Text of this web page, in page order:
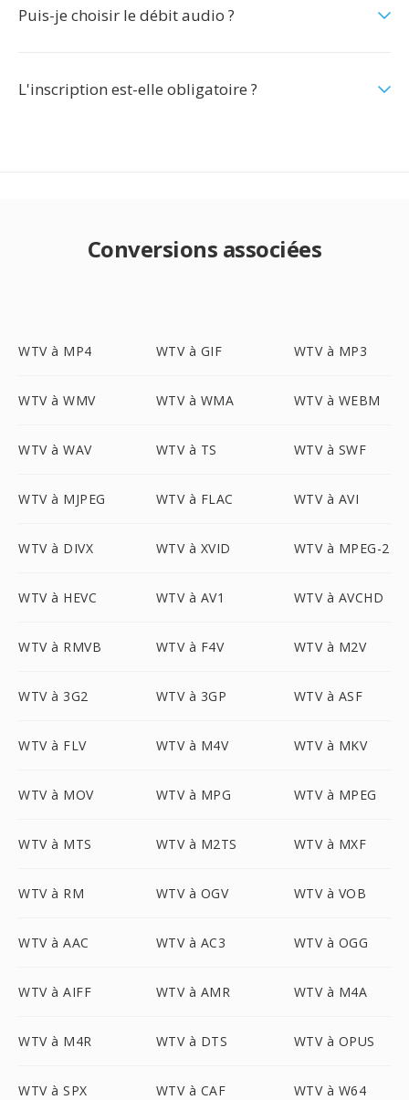
Puis-je choisir le débit audio ?
L'inscription est-elle obligatoire ?
Conversions associées
WTV à MP4 WTV à GIF WTV à MP3
WTV à WMV WTV à WMA WTV à WEBM
WTV à WAV WTV à TS WTV à SWF
WTV à MJPEG WTV à FLAC WTV à AVI
WTV à DIVX WTV à XVID WTV à MPEG-2
WTV à HEVC WTV à AV1 WTV à AVCHD
WTV à RMVB WTV à F4V WTV à M2V
WTV à 3G2 WTV à 3GP WTV à ASF
WTV à FLV WTV à M4V WTV à MKV
WTV à MOV WTV à MPG WTV à MPEG
WTV à MTS WTV à M2TS WTV à MXF
WTV à RM WTV à OGV WTV à VOB
WTV à AAC WTV à AC3 WTV à OGG
WTV à AIFF WTV à AMR WTV à M4A
WTV à M4R WTV à DTS WTV à OPUS
WTV à SPX WTV à CAF WTV à W64